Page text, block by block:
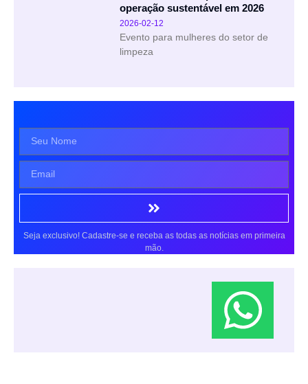
operação sustentável em 2026
2026-02-12
Evento para mulheres do setor de
limpeza
Seja exclusivo! Cadastre-se e receba as todas as notícias em primeira
mão.